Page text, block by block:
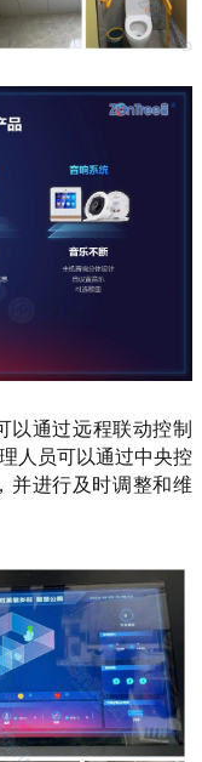
以通过远程联动控制
人员可以通过中央控
并进行及时调整和维